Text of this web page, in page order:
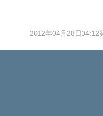
2012年04月28日04:12